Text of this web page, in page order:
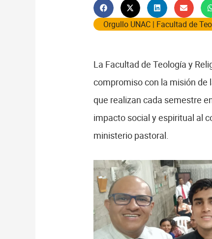
Orgullo UNAC | Facultad de
La Facultad de Teología y
compromiso con la misión de
que realizan cada semestre
impacto social y espiritual al
ministerio pastoral.